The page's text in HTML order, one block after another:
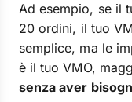
Ad esempio, se il
20 ordini, il tuo
semplice, ma le
è il tuo VMO,
senza aver